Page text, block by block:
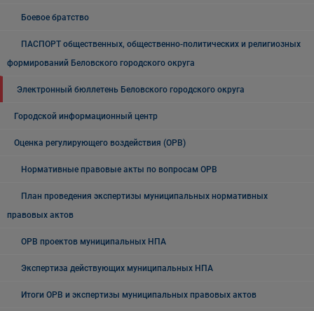
Боевое братство
ПАСПОРТ общественных, общественно-политических и религиозных
формирований Беловского городского округа
Электронный бюллетень Беловского городского округа
Городской информационный центр
Оценка регулирующего воздействия (ОРВ)
Нормативные правовые акты по вопросам ОРВ
План проведения экспертизы муниципальных нормативных
правовых актов
ОРВ проектов муниципальных НПА
Экспертиза действующих муниципальных НПА
Итоги ОРВ и экспертизы муниципальных правовых актов